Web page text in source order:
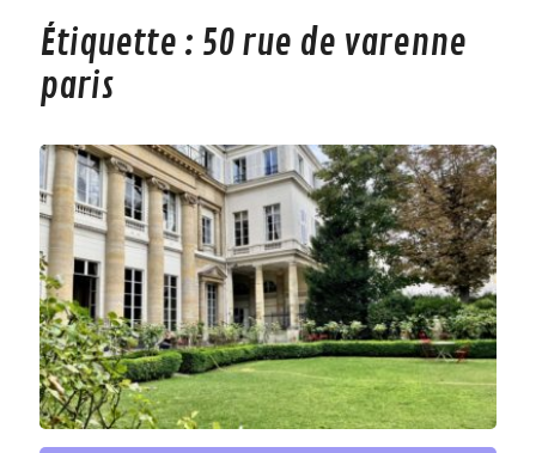
Étiquette : 50 rue de varenne
paris